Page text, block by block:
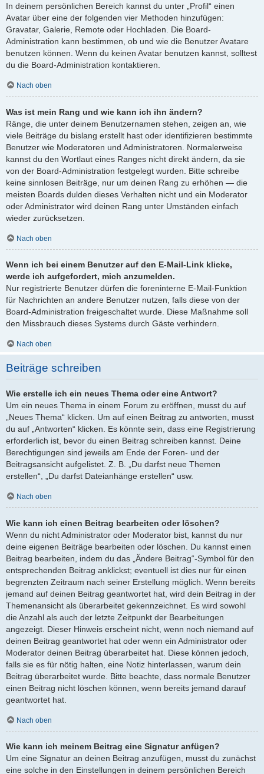
In deinem persönlichen Bereich kannst du unter „Profil“ einen
Avatar über eine der folgenden vier Methoden hinzufügen:
Gravatar, Galerie, Remote oder Hochladen. Die Board-
Administration kann bestimmen, ob und wie die Benutzer Avatare
benutzen können. Wenn du keinen Avatar benutzen kannst, solltest
du die Board-Administration kontaktieren.
Nach oben
Was ist mein Rang und wie kann ich ihn ändern?
Ränge, die unter deinem Benutzernamen stehen, zeigen an, wie
viele Beiträge du bislang erstellt hast oder identifizieren bestimmte
Benutzer wie Moderatoren und Administratoren. Normalerweise
kannst du den Wortlaut eines Ranges nicht direkt ändern, da sie
von der Board-Administration festgelegt wurden. Bitte schreibe
keine sinnlosen Beiträge, nur um deinen Rang zu erhöhen — die
meisten Boards dulden dieses Verhalten nicht und ein Moderator
oder Administrator wird deinen Rang unter Umständen einfach
wieder zurücksetzen.
Nach oben
Wenn ich bei einem Benutzer auf den E-Mail-Link klicke,
werde ich aufgefordert, mich anzumelden.
Nur registrierte Benutzer dürfen die foreninterne E-Mail-Funktion
für Nachrichten an andere Benutzer nutzen, falls diese von der
Board-Administration freigeschaltet wurde. Diese Maßnahme soll
den Missbrauch dieses Systems durch Gäste verhindern.
Nach oben
Beiträge schreiben
Wie erstelle ich ein neues Thema oder eine Antwort?
Um ein neues Thema in einem Forum zu eröffnen, musst du auf
„Neues Thema“ klicken. Um auf einen Beitrag zu antworten, musst
du auf „Antworten“ klicken. Es könnte sein, dass eine Registrierung
erforderlich ist, bevor du einen Beitrag schreiben kannst. Deine
Berechtigungen sind jeweils am Ende der Foren- und der
Beitragsansicht aufgelistet. Z. B. „Du darfst neue Themen
erstellen“, „Du darfst Dateianhänge erstellen“ usw.
Nach oben
Wie kann ich einen Beitrag bearbeiten oder löschen?
Wenn du nicht Administrator oder Moderator bist, kannst du nur
deine eigenen Beiträge bearbeiten oder löschen. Du kannst einen
Beitrag bearbeiten, indem du das „Ändere Beitrag“-Symbol für den
entsprechenden Beitrag anklickst; eventuell ist dies nur für einen
begrenzten Zeitraum nach seiner Erstellung möglich. Wenn bereits
jemand auf deinen Beitrag geantwortet hat, wird dein Beitrag in der
Themenansicht als überarbeitet gekennzeichnet. Es wird sowohl
die Anzahl als auch der letzte Zeitpunkt der Bearbeitungen
angezeigt. Dieser Hinweis erscheint nicht, wenn noch niemand auf
deinen Beitrag geantwortet hat oder wenn ein Administrator oder
Moderator deinen Beitrag überarbeitet hat. Diese können jedoch,
falls sie es für nötig halten, eine Notiz hinterlassen, warum dein
Beitrag überarbeitet wurde. Bitte beachte, dass normale Benutzer
einen Beitrag nicht löschen können, wenn bereits jemand darauf
geantwortet hat.
Nach oben
Wie kann ich meinem Beitrag eine Signatur anfügen?
Um eine Signatur an deinen Beitrag anzufügen, musst du zunächst
eine solche in den Einstellungen in deinem persönlichen Bereich